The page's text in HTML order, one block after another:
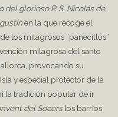
del glorioso P. S. Nicolás de
en la que recoge el
los milagrosos “panecillos”
milagrosa del santo
provocando su
y especial protector de la
la tradición popular de ir
del Socorslos barrios